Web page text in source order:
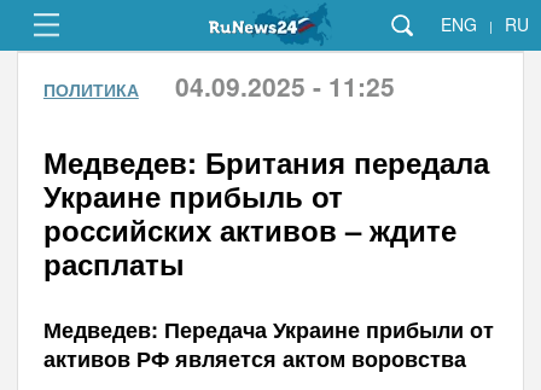
ENG | RU
ПОЛИТИКА 04.09.2025 - 11:25
Медведев: Британия передала
Украине прибыль от
российских активов – ждите
расплаты
Медведев: Передача Украине прибыли от
активов РФ является актом воровства